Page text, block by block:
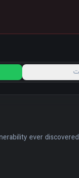
ever